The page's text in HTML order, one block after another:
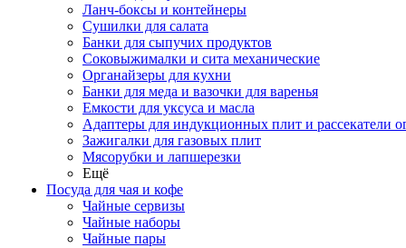
Ланч-боксы и контейнеры
Сушилки для салата
Банки для сыпучих продуктов
Соковыжималки и сита механические
Органайзеры для кухни
Банки для меда и вазочки для варенья
Емкости для уксуса и масла
Адаптеры для индукционных плит и рассекатели
Зажигалки для газовых плит
Мясорубки и лапшерезки
Ещё
Посуда для чая и кофе
Чайные сервизы
Чайные наборы
Чайные пары